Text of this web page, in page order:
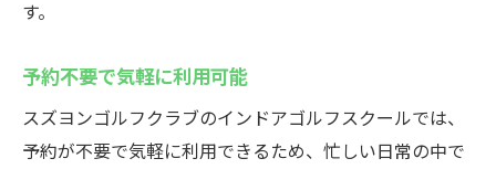
す。
予約不要で気軽に利用可能
スズヨンゴルフクラブのインドアゴルフスクールでは、
予約が不要で気軽に利用できるため、忙しい日常の中で